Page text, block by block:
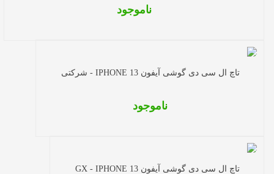
ناموجود
تاچ ال سی دی گوشی آیفون IPHONE 13 - شرکتی
ناموجود
تاچ ال سی دی گوشی آیفون GX - IPHONE 13